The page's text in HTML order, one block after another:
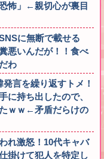
怖」←親切心が裏目
に無断で載せる
悪いんだが！！食べ
わ
言を繰り返すトメ！
に持ち出したので、
ｗｗ←矛盾だらけの
れ激怒！10代キャバ
掛けて犯人を特定し